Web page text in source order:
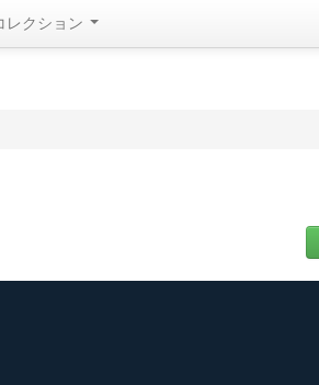
レクション